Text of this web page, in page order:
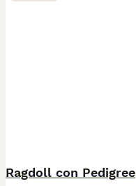
Ragdoll con Pedigree